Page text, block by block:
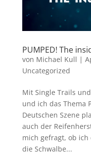
PUMPED! The
von Michael Kull |
Uncategorized
Mit Single Trails
und ich das Thema
Deutschen Szene
auch der
mich gefragt, ob
die Schwalbe...